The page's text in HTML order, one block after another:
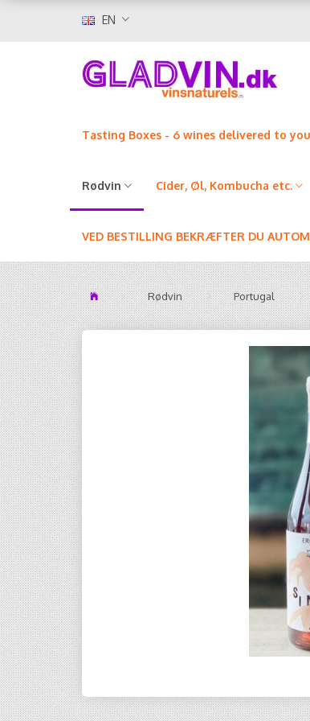
EN
Tasting Boxes - 6 wines delivered to
Rødvin Cider, Øl, Kombucha etc.
VED BESTILLING BEKRÆFTER DU
Rødvin Portugal